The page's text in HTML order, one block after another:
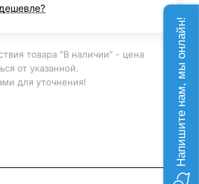
товара "В наличии" - цена
от указанной.
для уточнения!
Напишите нам, мы онлайн!